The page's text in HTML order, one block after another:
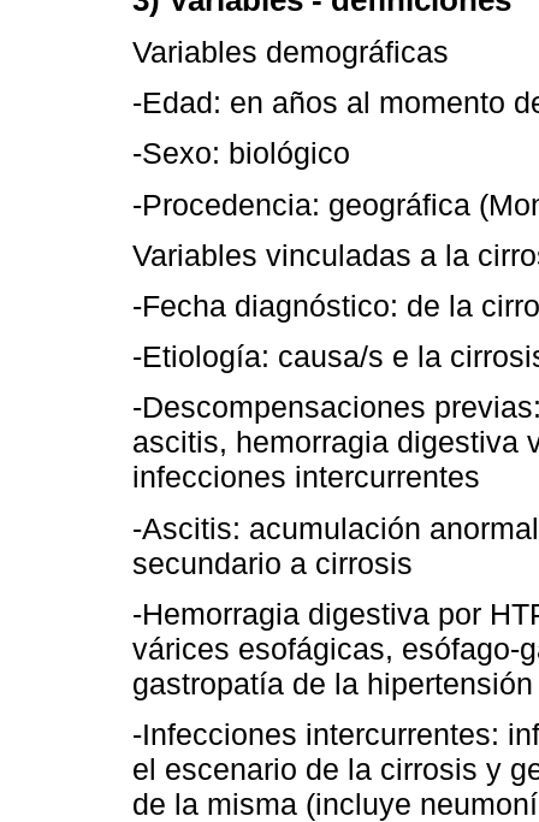
Variables demográficas
-Edad: en años al momento
-Sexo: biológico
-Procedencia: geográfica
Variables vinculadas a la
-Fecha diagnóstico: de la
-Etiología: causa/s e la
-Descompensaciones
ascitis, hemorragia digestiva
infecciones intercurrentes
-Ascitis: acumulación
secundario a cirrosis
-Hemorragia digestiva por
várices esofágicas, esófago-
gastropatía de la
-Infecciones intercurrentes:
el escenario de la cirrosis y
de la misma (incluye